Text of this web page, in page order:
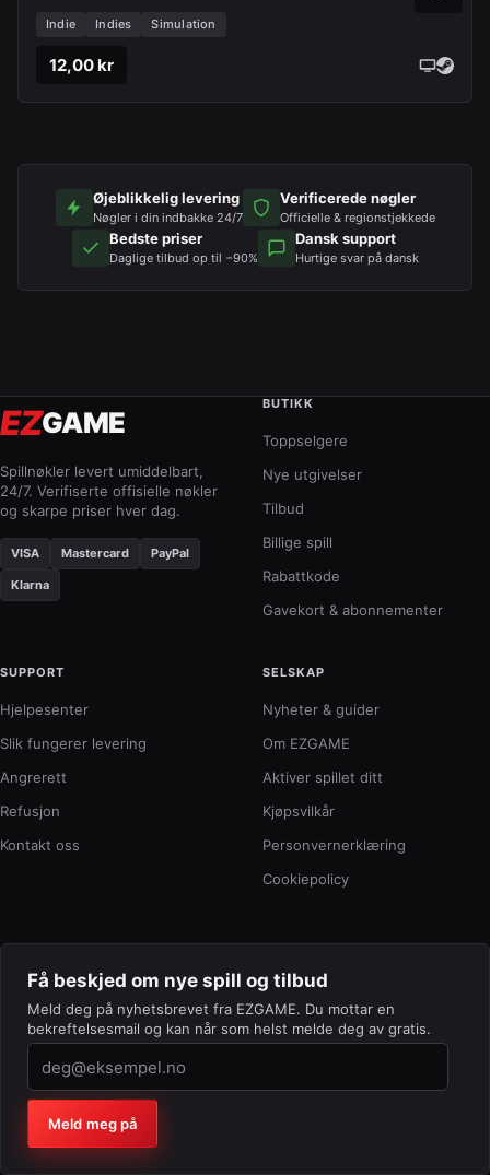
Indie Indies Simulation
12,00 kr
Øjeblikkelig levering
Nøgler i din indbakke 24/7
Verificerede nøgler
Officielle & regionstjekkede
Bedste priser
Daglige tilbud op til −90%
Dansk support
Hurtige svar på dansk
EZGAME
Spillnøkler levert umiddelbart,
24/7. Verifiserte offisielle nøkler
og skarpe priser hver dag.
VISA Mastercard PayPal
Klarna
BUTIKK
Toppselgere
Nye utgivelser
Tilbud
Billige spill
Rabattkode
Gavekort & abonnementer
SUPPORT
Hjelpesenter
Slik fungerer levering
Angrerett
Refusjon
Kontakt oss
SELSKAP
Nyheter & guider
Om EZGAME
Aktiver spillet ditt
Kjøpsvilkår
Personvernerklæring
Cookiepolicy
Få beskjed om nye spill og tilbud
Meld deg på nyhetsbrevet fra EZGAME. Du mottar en
bekreftelsesmail og kan når som helst melde deg av gratis.
Firma (la feltet stå tomt)
Meld meg på